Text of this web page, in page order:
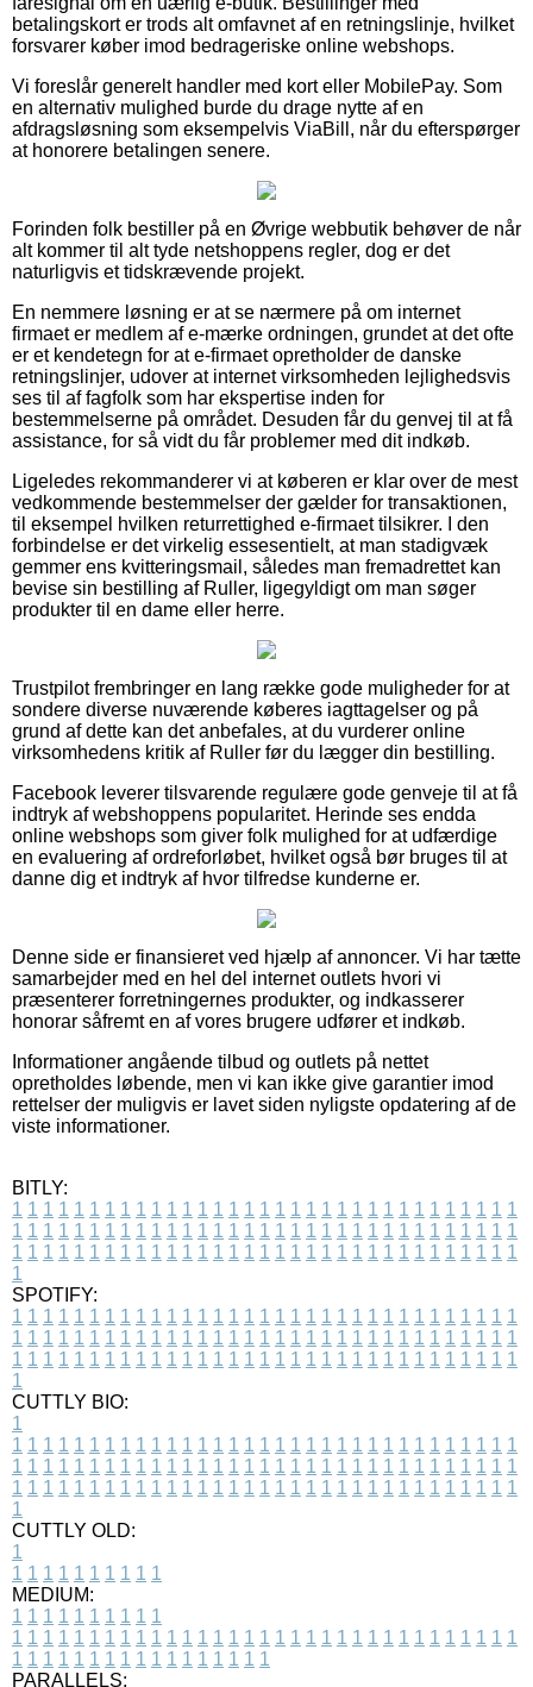
betalingskort er trods alt omfavnet af en retningslinje, hvilket
forsvarer køber imod bedrageriske online webshops.
Vi foreslår generelt handler med kort eller MobilePay. Som
en alternativ mulighed burde du drage nytte af en
afdragsløsning som eksempelvis ViaBill, når du efterspørger
at honorere betalingen senere.
Forinden folk bestiller på en Øvrige webbutik behøver de når
alt kommer til alt tyde netshoppens regler, dog er det
naturligvis et tidskrævende projekt.
En nemmere løsning er at se nærmere på om internet
firmaet er medlem af e-mærke ordningen, grundet at det ofte
er et kendetegn for at e-firmaet opretholder de danske
retningslinjer, udover at internet virksomheden lejlighedsvis
ses til af fagfolk som har ekspertise inden for
bestemmelserne på området. Desuden får du genvej til at få
assistance, for så vidt du får problemer med dit indkøb.
Ligeledes rekommanderer vi at køberen er klar over de mest
vedkommende bestemmelser der gælder for transaktionen,
til eksempel hvilken returrettighed e-firmaet tilsikrer. I den
forbindelse er det virkelig essesentielt, at man stadigvæk
gemmer ens kvitteringsmail, således man fremadrettet kan
bevise sin bestilling af Ruller, ligegyldigt om man søger
produkter til en dame eller herre.
Trustpilot frembringer en lang række gode muligheder for at
sondere diverse nuværende køberes iagttagelser og på
grund af dette kan det anbefales, at du vurderer online
virksomhedens kritik af Ruller før du lægger din bestilling.
Facebook leverer tilsvarende regulære gode genveje til at få
indtryk af webshoppens popularitet. Herinde ses endda
online webshops som giver folk mulighed for at udfærdige
en evaluering af ordreforløbet, hvilket også bør bruges til at
danne dig et indtryk af hvor tilfredse kunderne er.
Denne side er finansieret ved hjælp af annoncer. Vi har tætte
samarbejder med en hel del internet outlets hvori vi
præsenterer forretningernes produkter, og indkasserer
honorar såfremt en af vores brugere udfører et indkøb.
Informationer angående tilbud og outlets på nettet
opretholdes løbende, men vi kan ikke give garantier imod
rettelser der muligvis er lavet siden nyligste opdatering af de
viste informationer.
BITLY:
1 1 1 1 1 1 1 1 1 1 1 1 1 1 1 1 1 1 1 1 1 1 1 1 1 1 1 1 1 1 1 1 1
1 1 1 1 1 1 1 1 1 1 1 1 1 1 1 1 1 1 1 1 1 1 1 1 1 1 1 1 1 1 1 1 1
1 1 1 1 1 1 1 1 1 1 1 1 1 1 1 1 1 1 1 1 1 1 1 1 1 1 1 1 1 1 1 1 1
1
SPOTIFY:
1 1 1 1 1 1 1 1 1 1 1 1 1 1 1 1 1 1 1 1 1 1 1 1 1 1 1 1 1 1 1 1 1
1 1 1 1 1 1 1 1 1 1 1 1 1 1 1 1 1 1 1 1 1 1 1 1 1 1 1 1 1 1 1 1 1
1 1 1 1 1 1 1 1 1 1 1 1 1 1 1 1 1 1 1 1 1 1 1 1 1 1 1 1 1 1 1 1 1
1
CUTTLY BIO:
1
1 1 1 1 1 1 1 1 1 1 1 1 1 1 1 1 1 1 1 1 1 1 1 1 1 1 1 1 1 1 1 1 1
1 1 1 1 1 1 1 1 1 1 1 1 1 1 1 1 1 1 1 1 1 1 1 1 1 1 1 1 1 1 1 1 1
1 1 1 1 1 1 1 1 1 1 1 1 1 1 1 1 1 1 1 1 1 1 1 1 1 1 1 1 1 1 1 1 1
1
CUTTLY OLD:
1
1 1 1 1 1 1 1 1 1 1
MEDIUM:
1 1 1 1 1 1 1 1 1 1
1 1 1 1 1 1 1 1 1 1 1 1 1 1 1 1 1 1 1 1 1 1 1 1 1 1 1 1 1 1 1 1 1
1 1 1 1 1 1 1 1 1 1 1 1 1 1 1 1 1
PARALLELS: